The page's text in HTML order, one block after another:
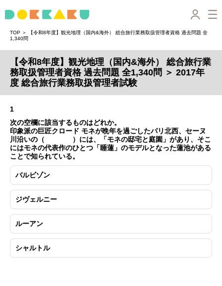
TOP ＞
【令和8年度】観光地理（国内&海外） 総合旅行業務取扱管理者資格 過去問題 全
1,340問
【令和8年度】観光地理（国内&海外） 総合旅行業
務取扱管理者資格 過去問題 全1,340問 ＞ 2017年
度 総合旅行業務取扱管理者試験
1
次の空欄に該当するものはどれか。
印象派の巨匠クロード モネが晩年を過ごしたパリ北西、セーヌ
川沿いの（ ）には、「モネの邸宅と庭園」があり、そこ
にはモネの代表作のひとつ「睡蓮」のモデルとなった蓮池がある
ことで知られている。
バルビゾン
ジヴェルニー
ルーアン
シャルトル